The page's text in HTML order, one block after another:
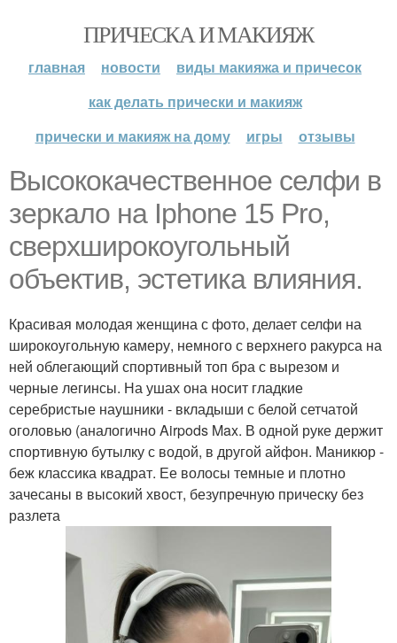
ПРИЧЕСКА И МАКИЯЖ
главная новости
виды макияжа и причесок
как делать прически и макияж
прически и макияж на дому
игры отзывы
Высококачественное селфи в
зеркало на Iphone 15 Pro,
сверхширокоугольный
объектив, эстетика влияния.
Красивая молодая женщина с фото, делает селфи на
широкоугольную камеру, немного с верхнего ракурса на
ней облегающий спортивный топ бра с вырезом и
черные легинсы. На ушах она носит гладкие
серебристые наушники - вкладыши с белой сетчатой
оголовью (аналогично Airpods Max. В одной руке держит
спортивную бутылку с водой, в другой айфон. Маникюр -
беж классика квадрат. Ее волосы темные и плотно
зачесаны в высокий хвост, безупречную прическу без
разлета